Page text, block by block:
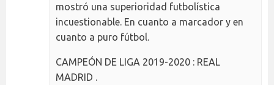
mostró una superioridad futbolística
incuestionable. En cuanto a marcador y en
cuanto a puro fútbol.
CAMPEÓN DE LIGA 2019-2020 : REAL
MADRID .